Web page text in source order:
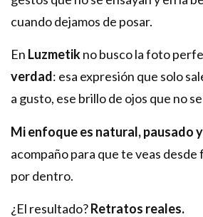
cuando dejamos de posar.
En Luzmetikno busco la foto
verdad: esa expresión que solo
a gusto, ese brillo de ojos que no
Mi enfoque es natural, pausado
acompaño para que te veas
por dentro.
¿El resultado?Retratos reales.